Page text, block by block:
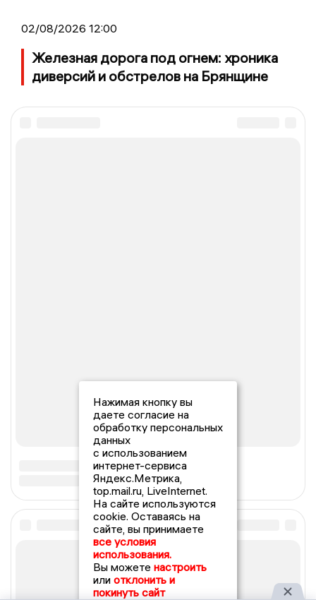
02/08/2026 12:00
Железная дорога под огнем: хроника
диверсий и обстрелов на Брянщине
Нажимая кнопку вы
даете согласие на
обработку персональных
данных
с использованием
интернет-сервиса
Яндекс.Метрика,
top.mail.ru, LiveInternet.
На сайте используются
cookie. Оставаясь на
сайте, вы принимаете
все условия
использования.
Вы можете настроить
или отклонить и
покинуть сайт